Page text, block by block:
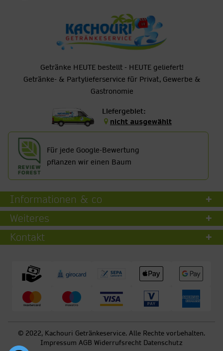
Getränke HEUTE bestellt - HEUTE geliefert!
Getränke- & Partylieferservice für Privat, Gewerbe &
Gastronomie
Liefergebiet:
nicht ausgewählt
Für jede Google-Bewertung
pflanzen wir einen Baum
Informationen & co
Weiteres
Kontakt
© 2022, Kachouri Getränkeservice. Alle Rechte vorbehalten.
Impressum AGB Widerrufsrecht Datenschutz